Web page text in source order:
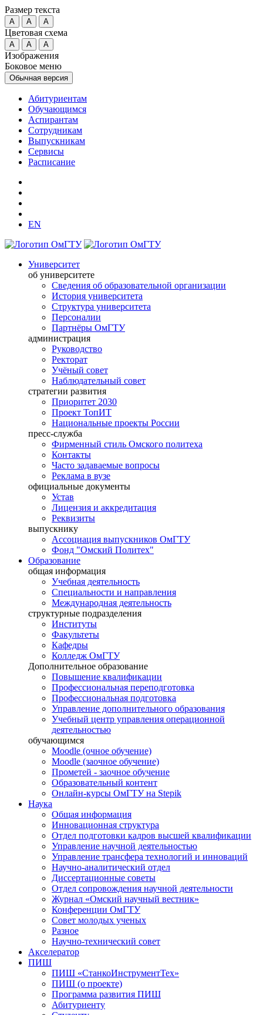
Размер текста
A A A
Цветовая схема
A A A
Изображения
Боковое меню
Обычная версия
Абитуриентам
Обучающимся
Аспирантам
Сотрудникам
Выпускникам
Сервисы
Расписание
EN
Университет
об университете
Сведения об образовательной организации
История университета
Структура университета
Персоналии
Партнёры ОмГТУ
администрация
Руководство
Ректорат
Учёный совет
Наблюдательный совет
стратегии развития
Приоритет 2030
Проект ТопИТ
Национальные проекты России
пресс-служба
Фирменный стиль Омского политеха
Контакты
Часто задаваемые вопросы
Реклама в вузе
официальные документы
Устав
Лицензия и аккредитация
Реквизиты
выпускнику
Ассоциация выпускников ОмГТУ
Фонд "Омский Политех"
Образование
общая информация
Учебная деятельность
Специальности и направления
Международная деятельность
структурные подразделения
Институты
Факультеты
Кафедры
Колледж ОмГТУ
Дополнительное образование
Повышение квалификации
Профессиональная переподготовка
Профессиональная подготовка
Управление дополнительного образования
Учебный центр управления операционной
деятельностью
обучающимся
Moodle (очное обучение)
Moodle (заочное обучение)
Прометей - заочное обучение
Образовательный контент
Онлайн-курсы ОмГТУ на Stepik
Наука
Общая информация
Инновационная структура
Отдел подготовки кадров высшей квалификации
Управление научной деятельностью
Управление трансфера технологий и инноваций
Научно-аналитический отдел
Диссертационные советы
Отдел сопровождения научной деятельности
Журнал «Омский научный вестник»
Конференции ОмГТУ
Совет молодых ученых
Разное
Научно-технический совет
Акселератор
ПИШ
ПИШ «СтанкоИнструментТех»
ПИШ (о проекте)
Программа развития ПИШ
Абитуриенту